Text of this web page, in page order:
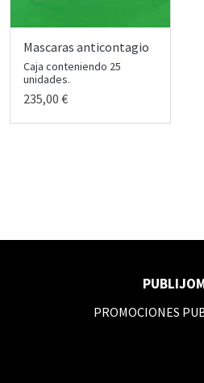
Mascaras anticontagio
Caja conteniendo 25
unidades.
235,00 €
PROMOCIONES